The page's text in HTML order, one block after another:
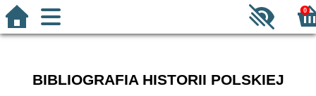
0
BIBLIOGRAFIA HISTORII POLSKIEJ